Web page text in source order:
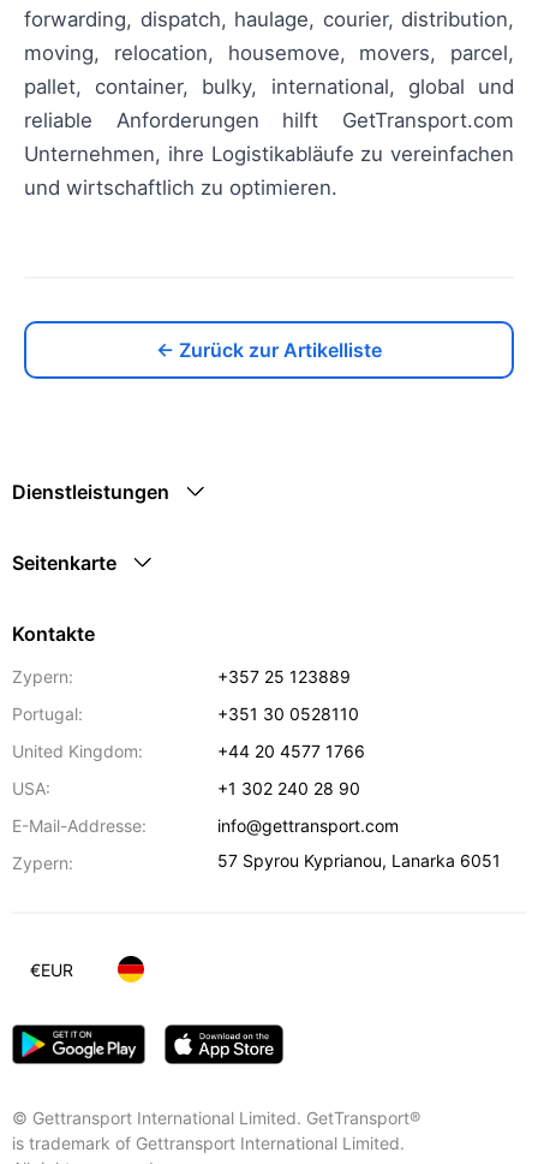
forwarding, dispatch, haulage, courier, distribution,
moving, relocation, housemove, movers, parcel,
pallet, container, bulky, international, global und
reliable Anforderungen hilft GetTransport.com
Unternehmen, ihre Logistikabläufe zu vereinfachen
und wirtschaftlich zu optimieren.
← Zurück zur Artikelliste
Dienstleistungen
Seitenkarte
Kontakte
Zypern:
+357 25 123889
Portugal:
+351 30 0528110
United Kingdom:
+44 20 4577 1766
USA:
+1 302 240 28 90
E-Mail-Addresse:
info@gettransport.com
Zypern:
57 Spyrou Kyprianou, Lanarka 6051
© Gettransport International Limited. GetTransport®
is trademark of Gettransport International Limited.
€EUR